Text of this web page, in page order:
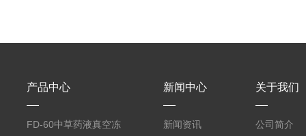
产品中心
FD-60中草药液真空冻
新闻中心
新闻资讯
关于我们
公司简介